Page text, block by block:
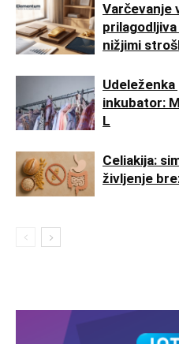
Varčevanje
nižjimi
inkubator:
L
Celiakija:
življenje